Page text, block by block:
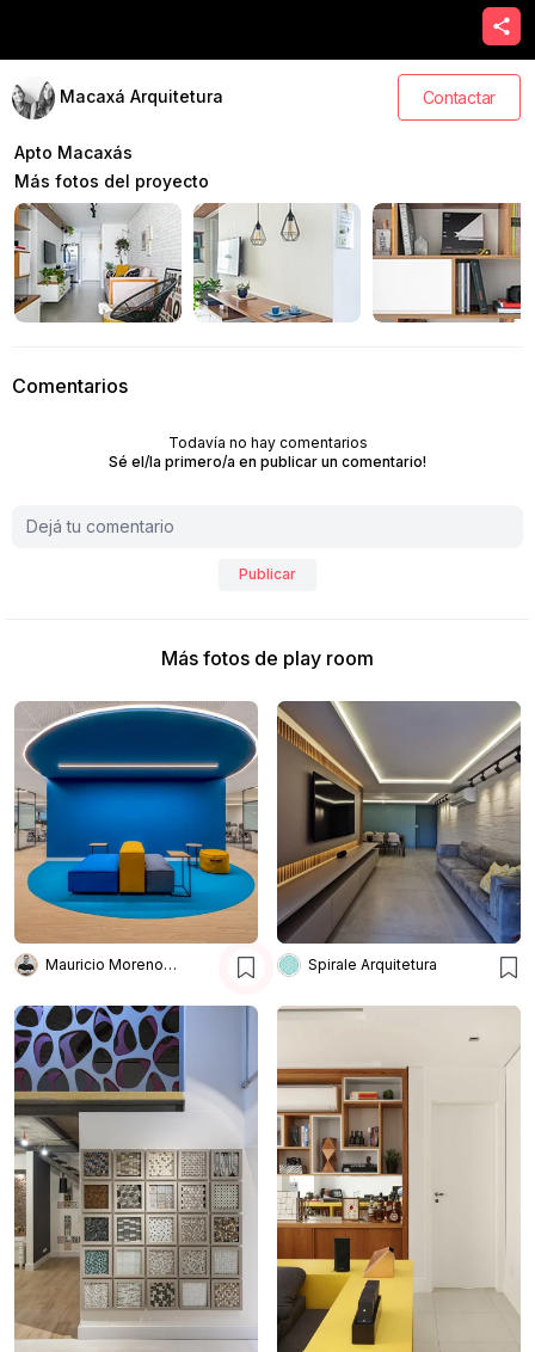
Macaxá Arquitetura Contactar
Apto Macaxás
Más fotos del proyecto
Comentarios
Todavía no hay comentarios
Sé el/la primero/a en publicar un comentario!
Publicar
Más fotos de play room
Mauricio Moreno Fotografia Spirale Arquitetura